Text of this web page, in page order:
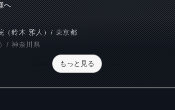
へ
（鈴木 雅人）/ 東京都
/ 神奈川県
もっと見る